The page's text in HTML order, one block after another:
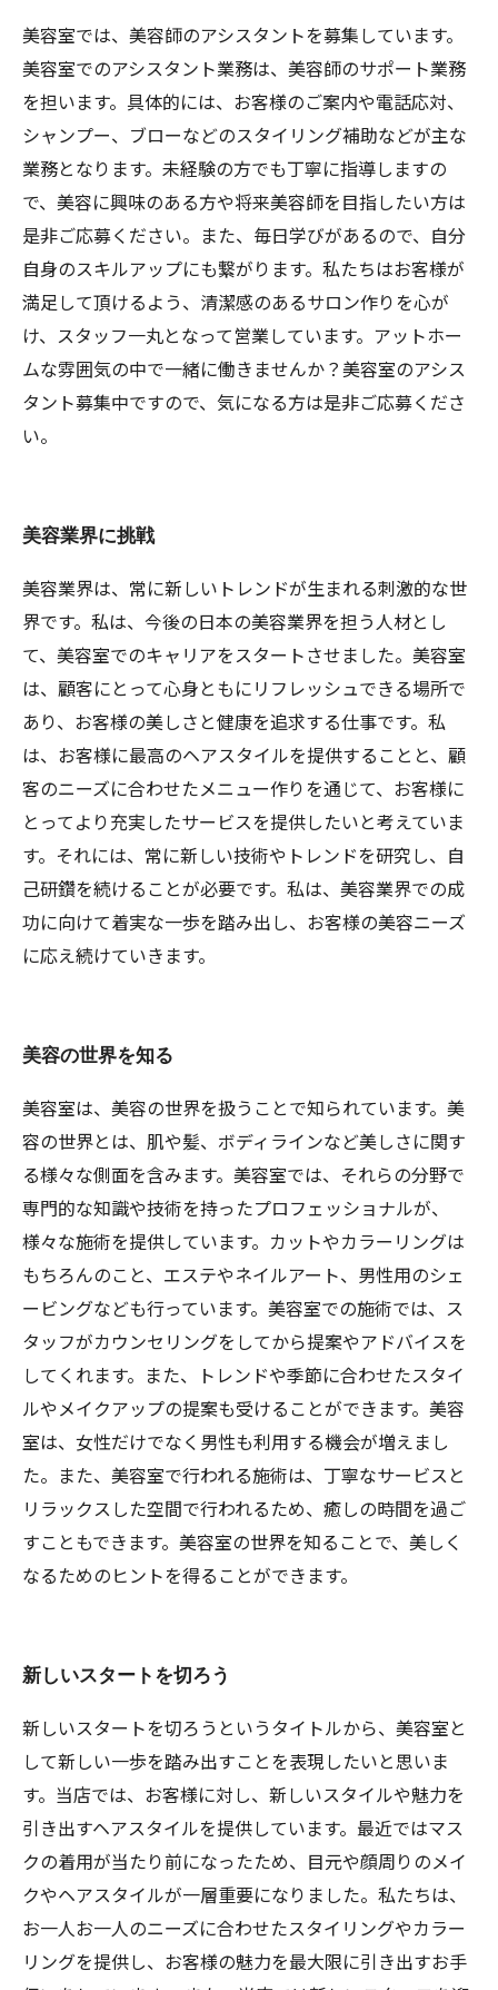
美容室では、美容師のアシスタントを募集しています。
美容室でのアシスタント業務は、美容師のサポート業務
を担います。具体的には、お客様のご案内や電話応対、
シャンプー、ブローなどのスタイリング補助などが主な
業務となります。未経験の方でも丁寧に指導しますの
で、美容に興味のある方や将来美容師を目指したい方は
是非ご応募ください。また、毎日学びがあるので、自分
自身のスキルアップにも繋がります。私たちはお客様が
満足して頂けるよう、清潔感のあるサロン作りを心が
け、スタッフ一丸となって営業しています。アットホー
ムな雰囲気の中で一緒に働きませんか？美容室のアシス
タント募集中ですので、気になる方は是非ご応募くださ
い。
美容業界に挑戦
美容業界は、常に新しいトレンドが生まれる刺激的な世
界です。私は、今後の日本の美容業界を担う人材とし
て、美容室でのキャリアをスタートさせました。美容室
は、顧客にとって心身ともにリフレッシュできる場所で
あり、お客様の美しさと健康を追求する仕事です。私
は、お客様に最高のヘアスタイルを提供することと、顧
客のニーズに合わせたメニュー作りを通じて、お客様に
とってより充実したサービスを提供したいと考えていま
す。それには、常に新しい技術やトレンドを研究し、自
己研鑽を続けることが必要です。私は、美容業界での成
功に向けて着実な一歩を踏み出し、お客様の美容ニーズ
に応え続けていきます。
美容の世界を知る
美容室は、美容の世界を扱うことで知られています。美
容の世界とは、肌や髪、ボディラインなど美しさに関す
る様々な側面を含みます。美容室では、それらの分野で
専門的な知識や技術を持ったプロフェッショナルが、
様々な施術を提供しています。カットやカラーリングは
もちろんのこと、エステやネイルアート、男性用のシェ
ービングなども行っています。美容室での施術では、ス
タッフがカウンセリングをしてから提案やアドバイスを
してくれます。また、トレンドや季節に合わせたスタイ
ルやメイクアップの提案も受けることができます。美容
室は、女性だけでなく男性も利用する機会が増えまし
た。また、美容室で行われる施術は、丁寧なサービスと
リラックスした空間で行われるため、癒しの時間を過ご
すこともできます。美容室の世界を知ることで、美しく
なるためのヒントを得ることができます。
新しいスタートを切ろう
新しいスタートを切ろうというタイトルから、美容室と
して新しい一歩を踏み出すことを表現したいと思いま
す。当店では、お客様に対し、新しいスタイルや魅力を
引き出すヘアスタイルを提供しています。最近ではマス
クの着用が当たり前になったため、目元や顔周りのメイ
クやヘアスタイルが一層重要になりました。私たちは、
お一人お一人のニーズに合わせたスタイリングやカラー
リングを提供し、お客様の魅力を最大限に引き出すお手